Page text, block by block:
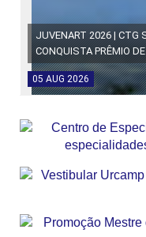
JUVENART 2026 | CTG
CONQUISTA PRÊMIO
05 AUG 2026